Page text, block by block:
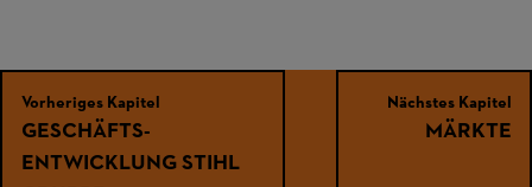
Vorheriges Kapitel
GESCHÄFTS­
ENTWICKLUNG STIHL
Nächstes Kapitel
MÄRKTE